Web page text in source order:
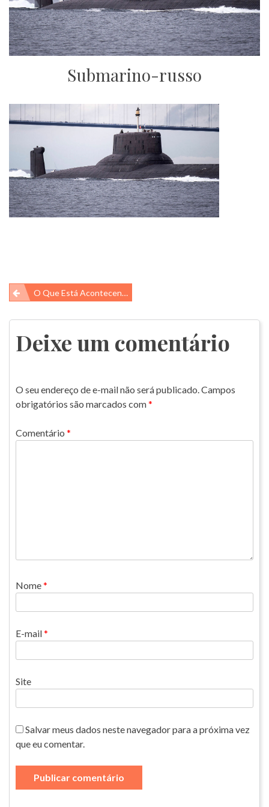
Submarino-russo
Navegação
de
Post
O Que Está Acontecendo No Mar Do Ártico?
Deixe um comentário
O seu endereço de e-mail não será publicado.Campos
obrigatórios são marcados com*
Comentário *
Nome*
E-mail*
Site
Salvar meus dados neste navegador para a próxima vez
que eu comentar.